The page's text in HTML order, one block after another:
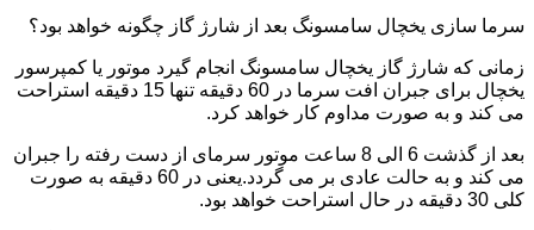
سرما سازی یخچال سامسونگ بعد از شارژ گاز چگونه خواهد بود؟
زمانی که شارژ گاز یخچال سامسونگ انجام گیرد موتور یا کمپرسور
یخچال برای جبران افت سرما در 60 دقیقه تنها 15 دقیقه استراحت
می کند و به صورت مداوم کار خواهد کرد.
بعد از گذشت 6 الی 8 ساعت موتور سرمای از دست رفته را جبران
می کند و به حالت عادی بر می گردد.یعنی در 60 دقیقه به صورت
کلی 30 دقیقه در حال استراحت خواهد بود.